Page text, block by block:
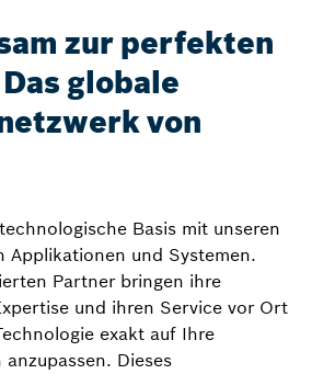
zur perfekten
globale
von
Basis mit unseren
Applikationen und Systemen.
Partner bringen ihre
und ihren Service vor Ort
exakt auf Ihre
Dieses